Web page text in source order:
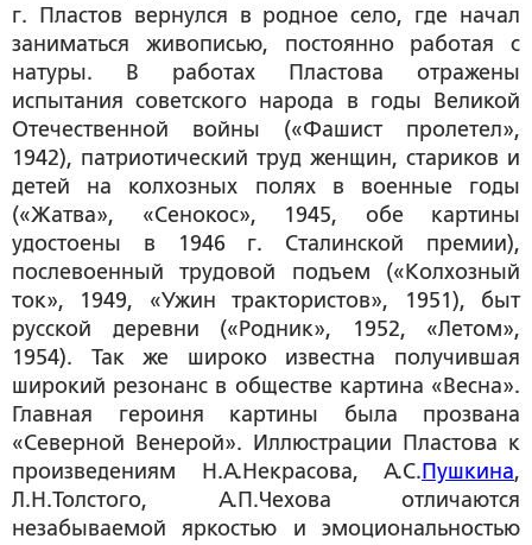
г. Пластов вернулся в родное село, где начал
заниматься живописью, постоянно работая с
натуры. В работах Пластова отражены
испытания советского народа в годы Великой
Отечественной войны («Фашист пролетел»,
1942), патриотический труд женщин, стариков и
детей на колхозных полях в военные годы
(«Жатва», «Сенокос», 1945, обе картины
удостоены в 1946 г. Сталинской премии),
послевоенный трудовой подъем («Колхозный
ток», 1949, «Ужин трактористов», 1951), быт
русской деревни («Родник», 1952, «Летом»,
1954). Так же широко известна получившая
широкий резонанс в обществе картина «Весна».
Главная героиня картины была прозвана
«Северной Венерой». Иллюстрации Пластова к
произведениям Н.А.Некрасова, А.С.Пушкина,
Л.Н.Толстого, А.П.Чехова отличаются
незабываемой яркостью и эмоциональностью